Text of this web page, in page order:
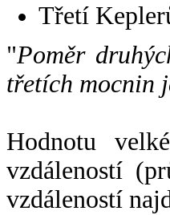
Třetí
"Poměr
třetích mocnin
Hodnotu
vzdáleností
vzdáleností